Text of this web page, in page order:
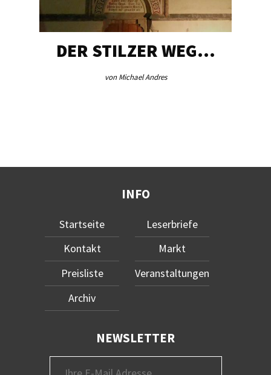
DER STILZER WEG…
von Michael Andres
INFO
Startseite
Kontakt
Preisliste
Archiv
Leserbriefe
Markt
Veranstaltungen
NEWSLETTER